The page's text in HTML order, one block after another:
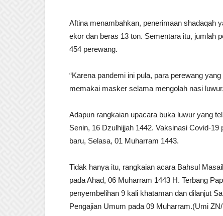
Aftina menambahkan, penerimaan shadaqah
ekor dan beras 13 ton. Sementara itu, jumlah
454 perewang.
“Karena pandemi ini pula, para perewang
memakai masker selama mengolah nasi
Adapun rangkaian upacara buka luwur yang
Senin, 16 Dzulhijjah 1442. Vaksinasi Covid-
baru, Selasa, 01 Muharram 1443.
Tidak hanya itu, rangkaian acara Bahsul
pada Ahad, 06 Muharram 1443 H. Terbang
penyembelihan 9 kali khataman dan dilanjut
Pengajian Umum pada 09 Muharram.(Umi